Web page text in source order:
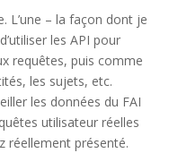
L’une – la façon dont je
les API pour
requêtes, puis comme
les sujets, etc.
les données du FAI
utilisateur réelles
réellement présenté.